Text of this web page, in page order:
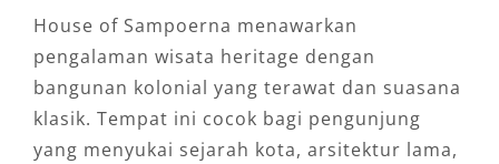
House of Sampoerna menawarkan
pengalaman wisata heritage dengan
bangunan kolonial yang terawat dan suasana
klasik. Tempat ini cocok bagi pengunjung
yang menyukai sejarah kota, arsitektur lama,